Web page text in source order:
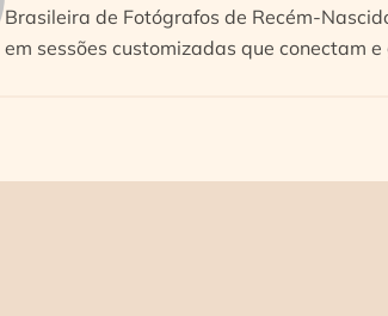
Brasileira de Fotógrafos de Recém-
em sessões customizadas que conectam